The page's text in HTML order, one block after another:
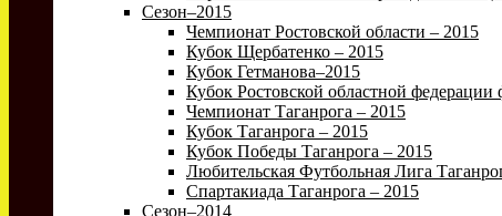
Сезон–2015
Чемпионат Ростовской области – 2015
Кубок Щербатенко – 2015
Кубок Гетманова–2015
Кубок Ростовской областной федерации
Чемпионат Таганрога – 2015
Кубок Таганрога – 2015
Кубок Победы Таганрога – 2015
Любительская Футбольная Лига
Спартакиада Таганрога – 2015
Сезон–2014